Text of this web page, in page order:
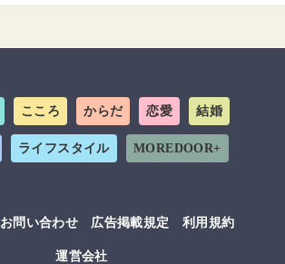
こころ からだ 恋愛 結婚
ライフスタイル MOREDOOR+
お問い合わせ 広告掲載規定
利用規約
運営会社